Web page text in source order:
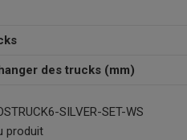
des trucks (mm)
SILVER-SET-WS
produit